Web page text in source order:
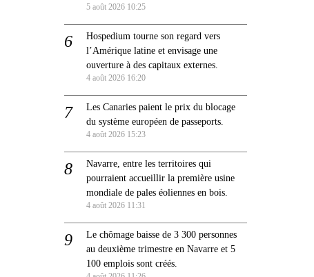
5 août 2026 10:25
Hospedium tourne son regard vers
l’Amérique latine et envisage une
ouverture à des capitaux externes.
4 août 2026 16:20
Les Canaries paient le prix du blocage
du système européen de passeports.
4 août 2026 15:23
Navarre, entre les territoires qui
pourraient accueillir la première usine
mondiale de pales éoliennes en bois.
4 août 2026 11:31
Le chômage baisse de 3 300 personnes
au deuxième trimestre en Navarre et 5
100 emplois sont créés.